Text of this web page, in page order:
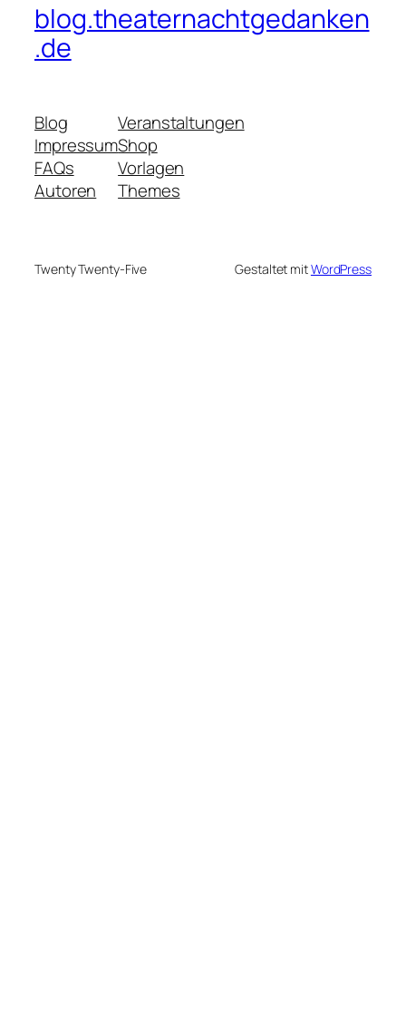
blog.theaternachtgedanken
.de
Blog
Impressum
FAQs
Autoren
Veranstaltungen
Shop
Vorlagen
Themes
Twenty Twenty-Five Gestaltet mitWordPress